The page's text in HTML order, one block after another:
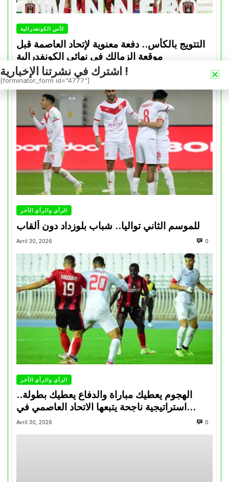
كأس الكونفدرالية
التتويج بالكأس.. دفعة معنوية لإتحاد العاصمة قبل
موقعة الزمالك في نهائي الكونفدرالية
Avril 30, 2026
الرأي والرأي الأخر
للموسم الثاني تواليا.. شباب بلوزداد دون ألقاب
Avril 30, 2026 0
الرأي والرأي الأخر
الهجوم يعطيك مباراة والدفاع يعطيك بطولة..
استراتيجية ناجحة يتبعها الاتحاد العاصمي في
تتويجاته آخر السنوات
Avril 30, 2026 0
اشترك في نشرتنا الإخبارية !
[forminator_form id="4777"]